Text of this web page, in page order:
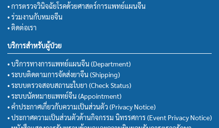
• การตรวจวินิจฉัยโรคด้วยศาสตร์การแพทย์แผนจีน
• ร่วมงานกับหมอจีน
• ติดต่อเรา
บริการสำหรับผู้ป่วย
• บริการทางการแพทย์แผนจีน (Department)
• ระบบติดตามการจัดส่งยาจีน (Shipping)
• ระบบตรวจสอบสถานะใบยา (Check Status)
• ระบบนัดหมายแพทย์จีน (Appointment)
• คำประกาศเกี่ยวกับความเป็นส่วนตัว (Privacy Notice)
• ประกาศความเป็นส่วนตัวด้านกิจกรรม นิทรรศการ (Event Privacy Notice)